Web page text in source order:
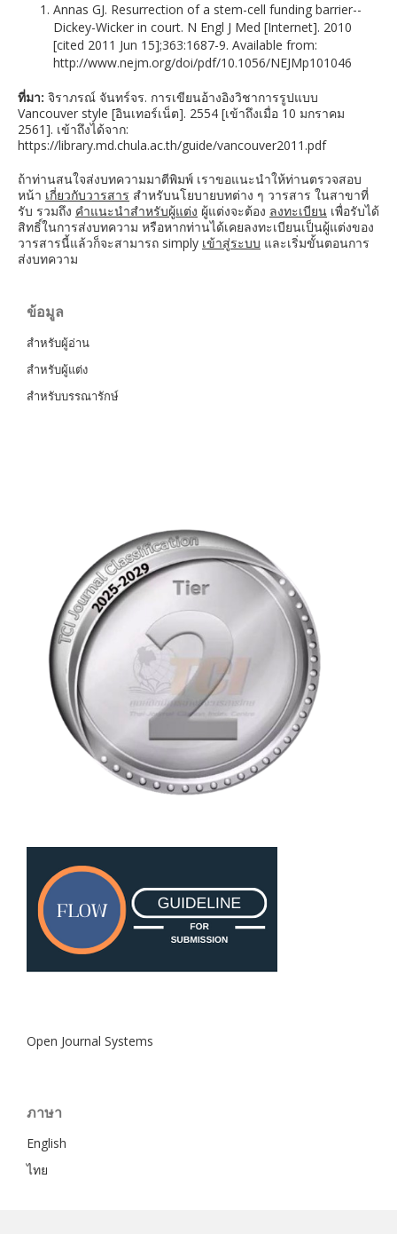
Annas GJ. Resurrection of a stem-cell funding barrier--
Dickey-Wicker in court. N Engl J Med [Internet]. 2010
[cited 2011 Jun 15];363:1687-9. Available from:
http://www.nejm.org/doi/pdf/10.1056/NEJMp101046
ที่มา: จิราภรณ์ จันทร์จร. การเขียนอ้างอิงวิชาการรูปแบบ
Vancouver style [อินเทอร์เน็ต]. 2554 [เข้าถึงเมื่อ 10 มกราคม
2561]. เข้าถึงได้จาก:
https://library.md.chula.ac.th/guide/vancouver2011.pdf
ถ้าท่านสนใจส่งบทความมาตีพิมพ์ เราขอแนะนำให้ท่านตรวจสอบ
หน้า เกี่ยวกับวารสาร สำหรับนโยบายบทต่าง ๆ วารสาร ในสาขาที่
รับ รวมถึง คำแนะนำสำหรับผู้แต่ง ผู้แต่งจะต้อง ลงทะเบียน เพื่อรับได้
สิทธิ์ในการส่งบทความ หรือหากท่านได้เคยลงทะเบียนเป็นผู้แต่งของ
วารสารนี้แล้วก็จะสามารถ simply เข้าสู่ระบบ และเริ่มขั้นตอนการ
ส่งบทความ
ข้อมูล
สำหรับผู้อ่าน
สำหรับผู้แต่ง
สำหรับบรรณารักษ์
Open Journal Systems
ภาษา
English
ไทย